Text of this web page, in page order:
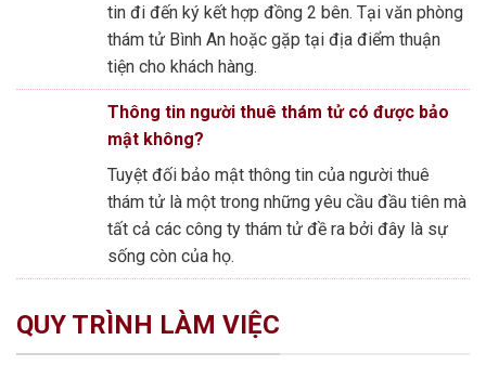
tin đi đến ký kết hợp đồng 2 bên. Tại văn phòng
thám tử Bình An hoặc gặp tại địa điểm thuận
tiện cho khách hàng.
Thông tin người thuê thám tử có được bảo
mật không?
Tuyệt đối bảo mật thông tin của người thuê
thám tử là một trong những yêu cầu đầu tiên mà
tất cả các công ty thám tử đề ra bởi đây là sự
sống còn của họ.
QUY TRÌNH LÀM VIỆC